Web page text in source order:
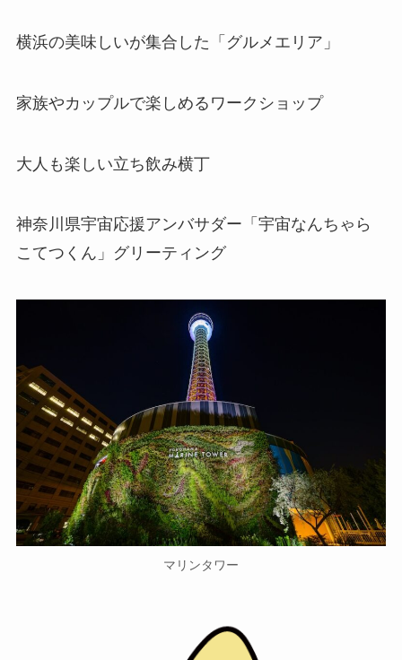
横浜の美味しいが集合した「グルメエリア」
家族やカップルで楽しめるワークショップ
大人も楽しい立ち飲み横丁
神奈川県宇宙応援アンバサダー「宇宙なんちゃら
こてつくん」グリーティング
マリンタワー